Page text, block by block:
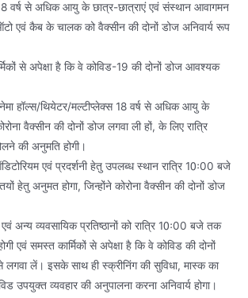
वर्ष से अधिक आयु के छात्र-छात्राएं एवं संस्थान आवागमन
एवं कैब के चालक को वैक्सीन की दोनों डोज अनिवार्य रूप
से अपेक्षा है कि वे कोविड-19 की दोनों डोज आवश्यक
हॉल्स/थियेटर/मल्टीप्लेक्स 18 वर्ष से अधिक आयु के
वैक्सीन की दोनों डोज लगवा ली हों, के लिए रात्रि
की अनुमति होगी।
एवं प्रदर्शनी हेतु उपलब्ध स्थान रात्रि 10ः00 बजे
हेतु अनुमत होगा, जिन्होंने कोरोना वैक्सीन की दोनों डोज
अन्य व्यवसायिक प्रतिष्ठानों को रात्रि 10ः00 बजे तक
एवं समस्त कार्मिकों से अपेक्षा है कि वे कोविड की दोनों
लगवा लें। इसके साथ ही स्क्रीनिंग की सुविधा, मास्क का
उपयुक्त व्यवहार की अनुपालना करना अनिवार्य होगा।